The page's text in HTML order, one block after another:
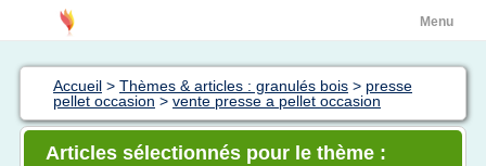
Menu
Accueil > Thèmes & articles : granulés bois > presse
pellet occasion > vente presse a pellet occasion
Articles sélectionnés pour le thème :